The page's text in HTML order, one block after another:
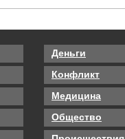
Деньги
Конфликт
Медицина
Общество